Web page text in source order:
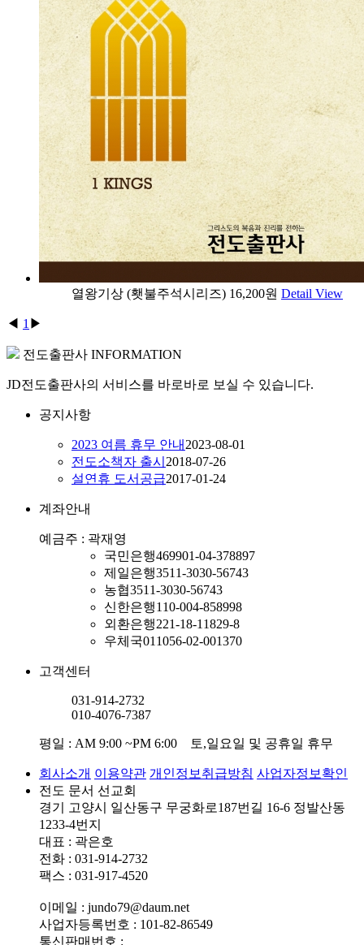
열왕기상 (횃불주석시리즈) 16,200원 Detail View
◀ 1 ▶
전도출판사 INFORMATION
JD전도출판사의 서비스를 바로바로 보실 수 있습니다.
공지사항
2023 여름 휴무 안내 2023-08-01
전도소책자 출시 2018-07-26
설연휴 도서공급2017-01-24
계좌안내
예금주 : 곽재영
국민은행469901-04-378897
제일은행3511-3030-56743
농협3511-3030-56743
신한은행110-004-858998
외환은행221-18-11829-8
우체국011056-02-001370
고객센터
031-914-2732
010-4076-7387
평일 : AM 9:00 ~PM 6:00 토,일요일 및 공휴일 휴무
회사소개 이용약관 개인정보취급방침 사업자정보확인
전도 문서 선교회
경기 고양시 일산동구 무궁화로187번길 16-6 정발산동
1233-4번지
대표 : 곽은호
전화 : 031-914-2732
팩스 : 031-917-4520
이메일 : jundo79@daum.net
사업자등록번호 : 101-82-86549
통신판매번호 :